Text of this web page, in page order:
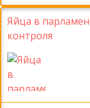
Яйца в
контроля